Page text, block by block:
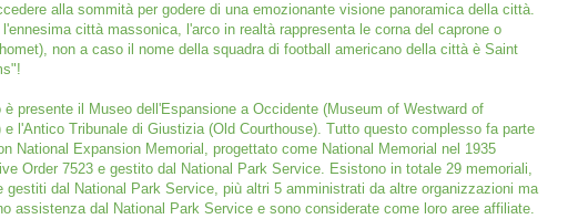
alla sommità per godere di una emozionante visione panoramica della città.
città massonica, l'arco in realtà rappresenta le corna del caprone o
non a caso il nome della squadra di football americano della città è Saint
è presente il Museo dell'Espansione a Occidente (Museum of Westward of
e l'Antico Tribunale di Giustizia (Old Courthouse). Tutto questo complesso fa parte
National Expansion Memorial, progettato come National Memorial nel 1935
Order 7523 e gestito dal National Park Service. Esistono in totale 29 memoriali,
gestiti dal National Park Service, più altri 5 amministrati da altre organizzazioni ma
assistenza dal National Park Service e sono considerate come loro aree affiliate.